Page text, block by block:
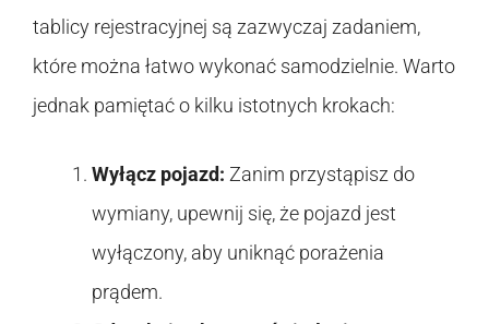
tablicy rejestracyjnej są zazwyczaj zadaniem,
które można łatwo wykonać samodzielnie. Warto
jednak pamiętać o kilku istotnych krokach:
Wyłącz pojazd: Zanim przystąpisz do
wymiany, upewnij się, że pojazd jest
wyłączony, aby uniknąć porażenia
prądem.